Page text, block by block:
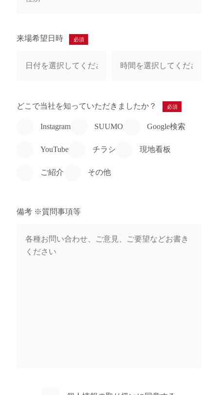
来場希望日時 必須
どこで当社を知っていただきましたか？ 必須
Instagram SUUMO Google検索
YouTube チラシ 現地看板
ご紹介 その他
備考 ※質問事項等